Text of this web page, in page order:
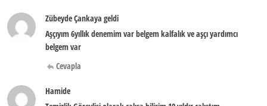
Zübeyde Çankaya geldi
Aşçıyım 6yıllık denemim var belgem kalfalık ve aşçı yardımcı
belgem var
Cevapla
Hamide